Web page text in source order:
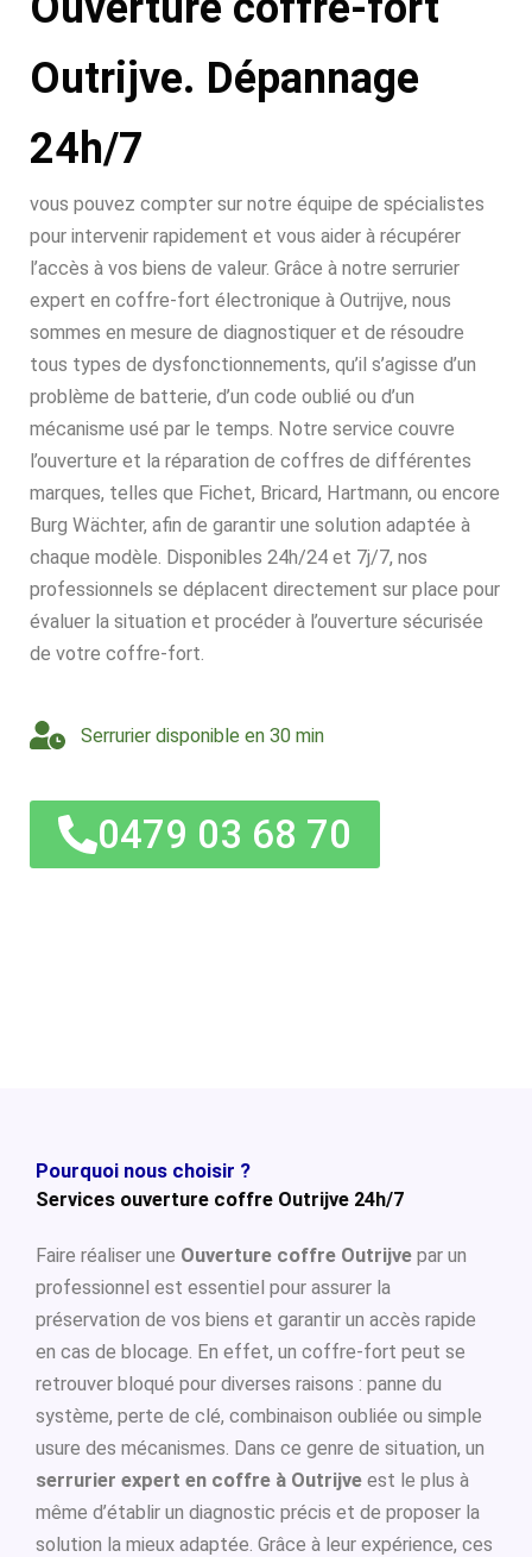
Outrijve. Dépannage
24h/7
vous pouvez compter sur notre équipe de spécialistes
pour intervenir rapidement et vous aider à récupérer
l’accès à vos biens de valeur. Grâce à notre serrurier
expert en coffre-fort électronique à Outrijve, nous
sommes en mesure de diagnostiquer et de résoudre
tous types de dysfonctionnements, qu’il s’agisse d’un
problème de batterie, d’un code oublié ou d’un
mécanisme usé par le temps. Notre service couvre
l’ouverture et la réparation de coffres de différentes
marques, telles que Fichet, Bricard, Hartmann, ou encore
Burg Wächter, afin de garantir une solution adaptée à
chaque modèle. Disponibles 24h/24 et 7j/7, nos
professionnels se déplacent directement sur place pour
évaluer la situation et procéder à l’ouverture sécurisée
de votre coffre-fort.
Serrurier disponible en 30 min
0479 03 68 70
Pourquoi nous choisir ?
Services ouverture coffre Outrijve 24h/7
Faire réaliser une Ouverture coffre Outrijve par un
professionnel est essentiel pour assurer la
préservation de vos biens et garantir un accès rapide
en cas de blocage. En effet, un coffre-fort peut se
retrouver bloqué pour diverses raisons : panne du
système, perte de clé, combinaison oubliée ou simple
usure des mécanismes. Dans ce genre de situation, un
serrurier expert en coffre à Outrijve est le plus à
même d’établir un diagnostic précis et de proposer la
solution la mieux adaptée. Grâce à leur expérience, ces